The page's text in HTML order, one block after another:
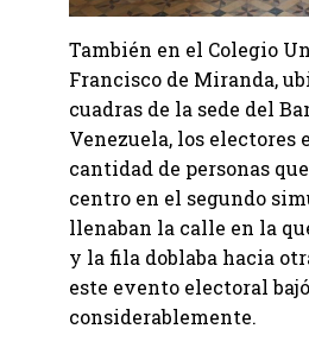
También en el Colegio
Francisco de Miranda,
cuadras de la sede del
Venezuela, los electores
cantidad de personas
centro en el segundo
llenaban la calle en la
y la fila doblaba hacia
este evento electoral bajó
considerablemente.